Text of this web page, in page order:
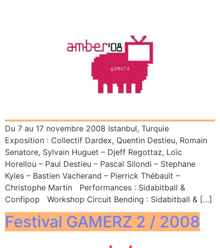
Du 7 au 17 novembre 2008 Istanbul, Turquie
Exposition : Collectif Dardex, Quentin Destieu, Romain
Senatore, Sylvain Huguet – Djeff Regottaz, Loïc
Horellou – Paul Destieu – Pascal Silondi – Stephane
Kyles – Bastien Vacherand – Pierrick Thébault –
Christophe Martin Performances : Sidabitball &
Confipop Workshop Circuit Bending : Sidabitball & […]
Festival GAMERZ 2 / 2008